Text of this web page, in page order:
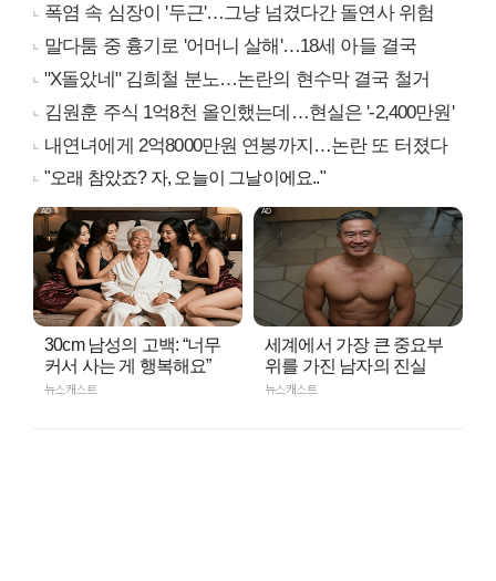
폭염 속 심장이 '두근'…그냥 넘겼다간 돌연사 위험
말다툼 중 흉기로 '어머니 살해'…18세 아들 결국
"X돌았네" 김희철 분노…논란의 현수막 결국 철거
김원훈 주식 1억8천 올인했는데…현실은 '-2,400만원'
내연녀에게 2억8000만원 연봉까지…논란 또 터졌다
"오래 참았죠? 자, 오늘이 그날이에요.."
30cm 남성의 고백: “너무
커서 사는 게 행복해요”
뉴스캐스트
세계에서 가장 큰 중요부
위를 가진 남자의 진실
뉴스캐스트